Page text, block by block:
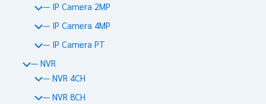
— IP Camera 2MP
— IP Camera 4MP
— IP Camera PT
— NVR
— NVR 4CH
— NVR 8CH